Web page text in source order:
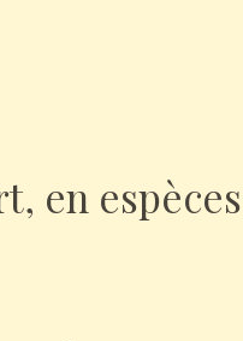
en espèces